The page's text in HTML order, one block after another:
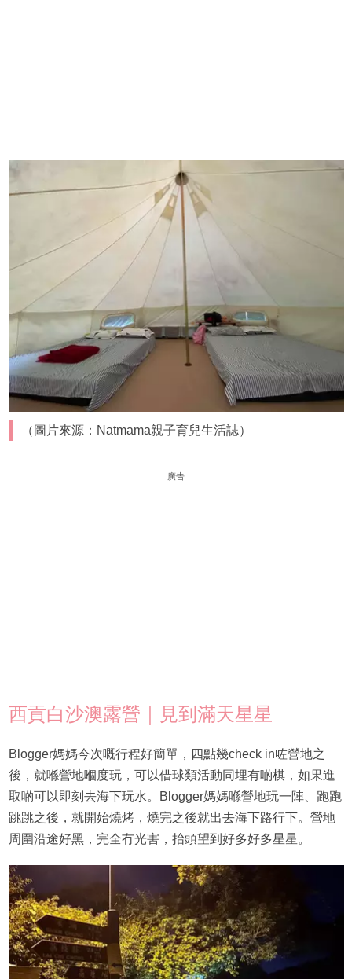
（圖片來源：Natmama親子育兒生活誌）
廣告
西貢白沙澳露營｜見到滿天星星
Blogger媽媽今次嘅行程好簡單，四點幾check in咗營地之
後，就喺營地嗰度玩，可以借球類活動同埋有啲棋，如果進
取啲可以即刻去海下玩水。Blogger媽媽喺營地玩一陣、跑跑
跳跳之後，就開始燒烤，燒完之後就出去海下路行下。營地
周圍沿途好黑，完全冇光害，抬頭望到好多好多星星。